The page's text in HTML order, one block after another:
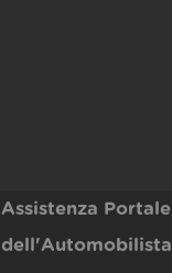
Assistenza Portale
dell'Automobilista